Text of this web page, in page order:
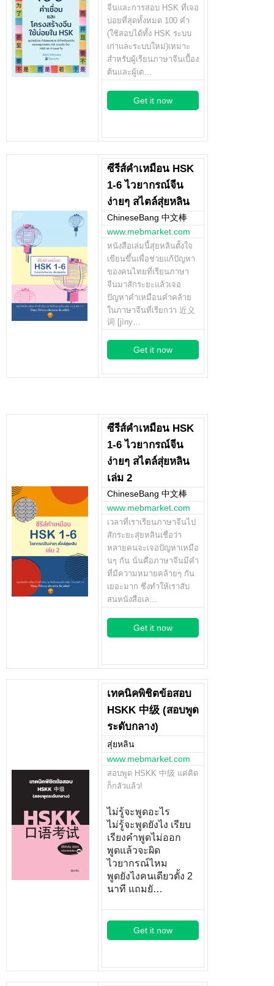
จีนและการสอบ HSK ที่เจอ
บ่อยที่สุดทั้งหมด 100 คำ
(ใช้สอบได้ทั้ง HSK ระบบ
เก่าและระบบใหม่)เหมาะ
สำหรับผู้เรียนภาษาจีนเบื้อง
ต้นและผู้เต…
Get it now
ซีรีส์คำเหมือน HSK
1-6 ไวยากรณ์จีน
ง่ายๆ สไตล์สุ่ยหลิน
ChineseBang 中文棒
www.mebmarket.com
หนังสือเล่มนี้สุ่ยหลินตั้งใจ
เขียนขึ้นเพื่อช่วยแก้ปัญหา
ของคนไทยที่เรียนภาษา
จีนมาสักระยะแล้วเจอ
ปัญหาคำเหมือนคำคล้าย
ในภาษาจีนที่เรียกว่า 近义
词 [jìny…
Get it now
ซีรีส์คำเหมือน HSK
1-6 ไวยากรณ์จีน
ง่ายๆ สไตล์สุ่ยหลิน
เล่ม 2
ChineseBang 中文棒
www.mebmarket.com
เวลาที่เราเรียนภาษาจีนไป
สักระยะสุ่ยหลินเชื่อว่า
หลายคนจะเจอปัญหาเหมือ
นๆ กัน นั่นคือภาษาจีนมีคำ
ที่มีความหมายคล้ายๆ กัน
เยอะมาก ซึ่งทำให้เราสับ
สนหนังสือเล…
Get it now
เทคนิคพิชิตข้อสอบ
HSKK 中级 (สอบพูด
ระดับกลาง)
สุ่ยหลิน
www.mebmarket.com
สอบพูด HSKK 中级 แค่คิด
ก็กลัวแล้ว!
ไม่รู้จะพูดอะไร
ไม่รู้จะพูดยังไง เรียบ
เรียงคำพูดไม่ออก
พูดแล้วจะผิด
ไวยากรณ์ไหม
พูดยังไงคนเดียวตั้ง 2
นาที แถมยั…
Get it now